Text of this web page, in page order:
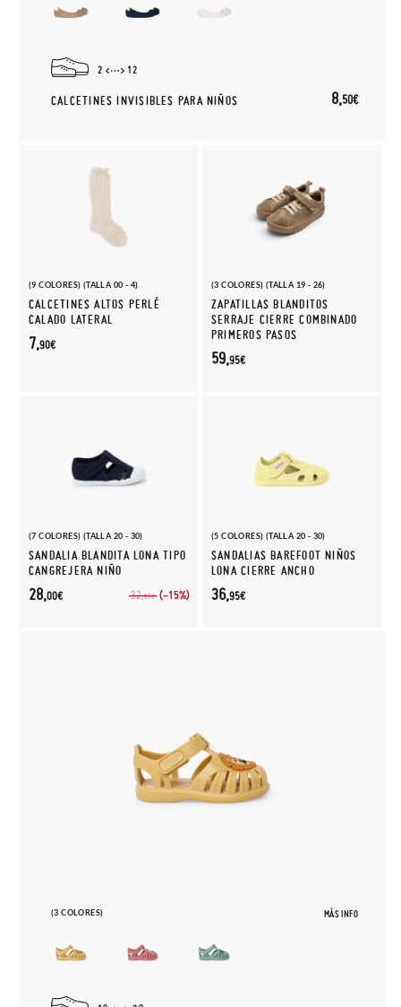
2 12
CALCETINES INVISIBLES PARA NIÑOS 8,50€
(9 COLORES) (TALLA 00 - 4)
CALCETINES ALTOS PERLÉ
CALADO LATERAL
7,90€
(3 COLORES) (TALLA 19 - 26)
ZAPATILLAS BLANDITOS
SERRAJE CIERRE COMBINADO
PRIMEROS PASOS
59,95€
(7 COLORES) (TALLA 20 - 30)
SANDALIA BLANDITA LONA TIPO
CANGREJERA NIÑO
32,95€ (-15%)
28,00€
(5 COLORES) (TALLA 20 - 30)
SANDALIAS BAREFOOT NIÑOS
LONA CIERRE ANCHO
36,95€
(3 COLORES) MÁS INFO